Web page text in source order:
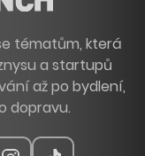
tématům, která
a startupů
až po bydlení,
dopravu.